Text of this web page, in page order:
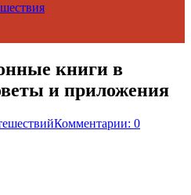
книги в
и приложения
Комментарии: 0